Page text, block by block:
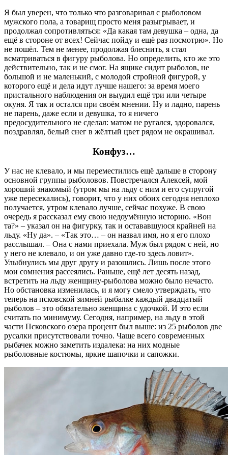
Я был уверен, что только что разговаривал с рыболовом
мужского пола, а товарищ просто меня разыгрывает, и
продолжал сопротивляться: «Да какая там девушка – одна, да
ещё в стороне от всех! Сейчас пойду и ещё раз посмотрю». Но
не пошёл. Тем не менее, продолжая блеснить, я стал
всматриваться в фигуру рыболова. Но определить, кто же это
действительно, так и не смог. На ящике сидит рыболов, не
большой и не маленький, с молодой стройной фигурой, у
которого ещё и дела идут лучше нашего: за время моего
пристального наблюдения он выудил ещё три или четыре
окуня. Я так и остался при своём мнении. Ну и ладно, парень
не парень, даже если и девушка, то я ничего
предосудительного не сделал: матом не ругался, здоровался,
поздравлял, белый снег в жёлтый цвет рядом не окрашивал.
Конфуз…
У нас не клевало, и мы переместились ещё дальше в сторону
основной группы рыболовов. Повстречался Алексей, мой
хороший знакомый (утром мы на льду с ним и его супругой
уже пересекались), говорит, что у них обоих сегодня неплохо
получается, утром клевало лучше, сейчас похуже. В свою
очередь я рассказал ему свою недоумённую историю. «Вон
та?» – указал он на фигурку, так и остававшуюся крайней на
льду. «Ну да». – «Так это… – он назвал имя, но я его плохо
расслышал. – Она с нами приехала. Муж был рядом с ней, но
у него не клевало, и он уже давно где-то здесь ловит».
Улыбнулись мы друг другу и разошлись. Лишь после этого
мои сомнения рассеялись. Раньше, ещё лет десять назад,
встретить на льду женщину-рыболова можно было нечасто.
Но обстановка изменилась, и я могу смело утверждать, что
теперь на псковской зимней рыбалке каждый двадцатый
рыболов – это обязательно женщина с удочкой. И это если
считать по минимуму. Сегодня, например, на льду в этой
части Псковского озера процент был выше: из 25 рыболов две
русалки присутствовали точно. Чаще всего современных
рыбачек можно заметить издалека: на них модные
рыболовные костюмы, яркие шапочки и сапожки.